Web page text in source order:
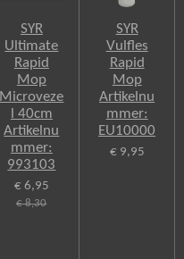
SYR
Ultimate
Rapid
Mop
Microveze
l 40cm
Artikelnu
mmer:
993103
€ 6,95
€ 8,30
SYR
Vulfles
Rapid
Mop
Artikelnu
mmer:
EU10000
€ 9,95